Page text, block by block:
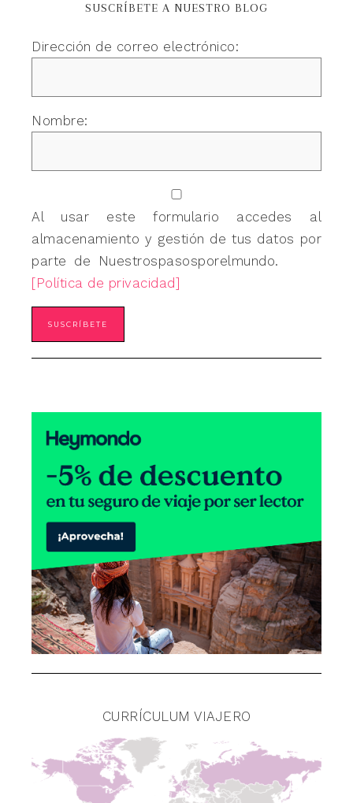
SUSCRÍBETE A NUESTRO BLOG
Dirección de correo electrónico:
Nombre:
Al usar este formulario accedes al
almacenamiento y gestión de tus datos por
parte de Nuestrospasosporelmundo.
[Política de privacidad]
CURRÍCULUM VIAJERO